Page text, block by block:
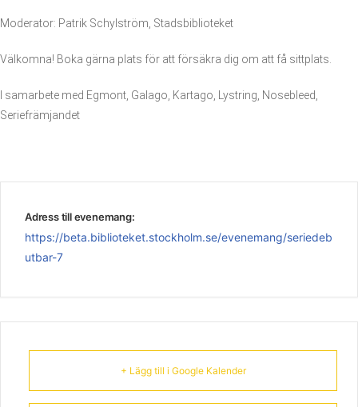
Moderator: Patrik Schylström, Stadsbiblioteket
Välkomna! Boka gärna plats för att försäkra dig om att få sittplats.
I samarbete med Egmont, Galago, Kartago, Lystring, Nosebleed,
Seriefrämjandet
Adress till evenemang:
https://beta.biblioteket.stockholm.se/evenemang/seriedeb
utbar-7
+ Lägg till i Google Kalender